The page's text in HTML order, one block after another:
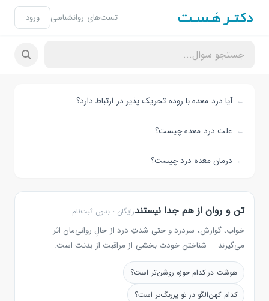
تست‌های روانشناسی ورود
آیا درد معده با روده تحریک پذیر در ارتباط دارد؟
علت درد معده چیست؟
درمان معده درد چیست؟
تن و روان از هم جدا نیستندرایگان · بدون ثبت‌نام
خواب، گوارش، سردرد و حتی شدتِ درد از حالِ روانی‌مان اثر
می‌گیرند — شناختن خودت بخشی از مراقبت از بدنت است.
هوشت در کدام حوزه روشن‌تر است؟
کدام کهن‌الگو در تو پررنگ‌تر است؟